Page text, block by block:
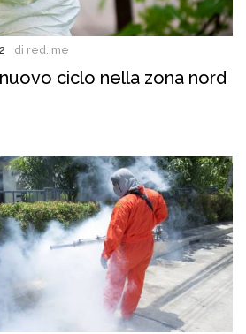
di red..me
ciclo nella zona nord